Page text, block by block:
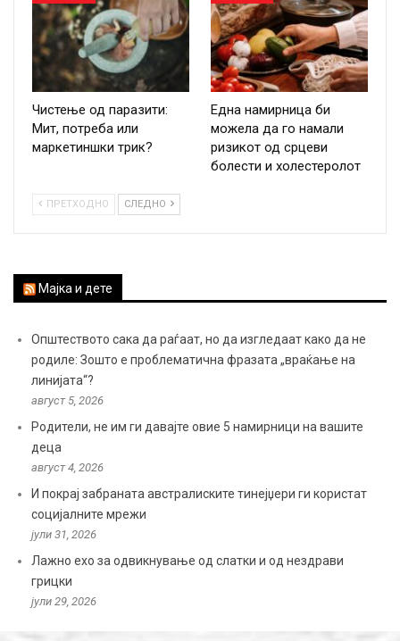
Чистење од паразити:
Мит, потреба или
маркетиншки трик?
Една намирница би
можела да го намали
ризикот од срцеви
болести и холестеролот
ПРЕТХОДНО СЛЕДНО
Мајка и дете
Општеството сака да раѓаат, но да изгледаат како да не
родиле: Зошто е проблематична фразата „враќање на
линијата“?
август 5, 2026
Родители, не им ги давајте овие 5 намирници на вашите
деца
август 4, 2026
И покрај забраната австралиските тинејџери ги користат
социјалните мрежи
јули 31, 2026
Лажно ехо за одвикнување од слатки и од нездрави
грицки
јули 29, 2026